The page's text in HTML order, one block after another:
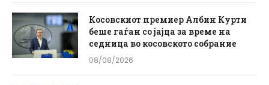
Косовскиот премиер Албин Курти
беше гаѓан со јајца за време на
седница во косовското собрание
08/08/2026